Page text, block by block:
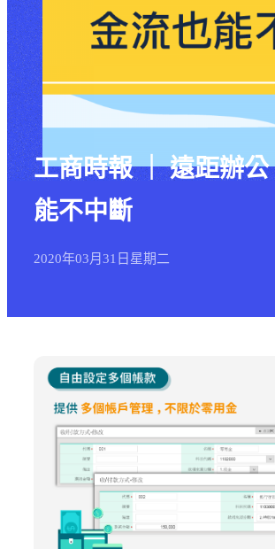
工商時報 ｜ 遠距辦
能不中斷
2020年03月 31日 星期二